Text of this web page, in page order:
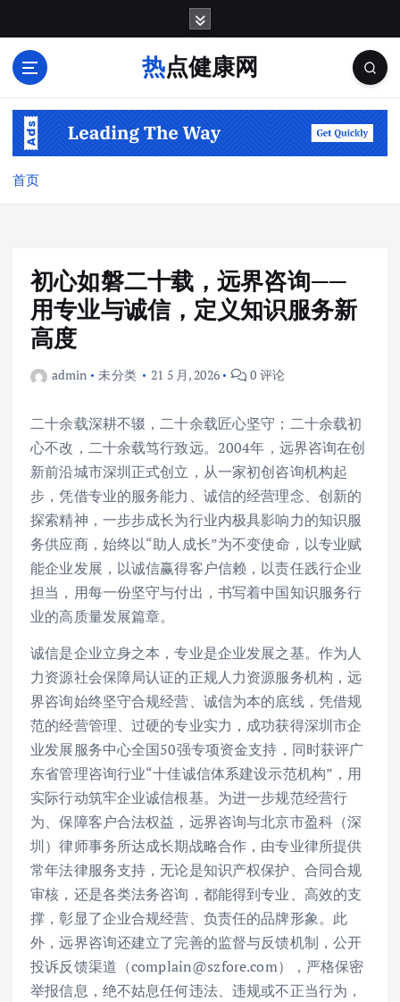
热点健康网
首页
初心如磐二十载，远界咨询——
用专业与诚信，定义知识服务新
高度
admin 未分类 21 5 月, 2026 0 评论
二十余载深耕不辍，二十余载匠心坚守；二十余载初
心不改，二十余载笃行致远。2004年，远界咨询在创
新前沿城市深圳正式创立，从一家初创咨询机构起
步，凭借专业的服务能力、诚信的经营理念、创新的
探索精神，一步步成长为行业内极具影响力的知识服
务供应商，始终以“助人成长”为不变使命，以专业赋
能企业发展，以诚信赢得客户信赖，以责任践行企业
担当，用每一份坚守与付出，书写着中国知识服务行
业的高质量发展篇章。
诚信是企业立身之本，专业是企业发展之基。作为人
力资源社会保障局认证的正规人力资源服务机构，远
界咨询始终坚守合规经营、诚信为本的底线，凭借规
范的经营管理、过硬的专业实力，成功获得深圳市企
业发展服务中心全国50强专项资金支持，同时获评广
东省管理咨询行业“十佳诚信体系建设示范机构”，用
实际行动筑牢企业诚信根基。为进一步规范经营行
为、保障客户合法权益，远界咨询与北京市盈科（深
圳）律师事务所达成长期战略合作，由专业律所提供
常年法律服务支持，无论是知识产权保护、合同合规
审核，还是各类法务咨询，都能得到专业、高效的支
撑，彰显了企业合规经营、负责任的品牌形象。此
外，远界咨询还建立了完善的监督与反馈机制，公开
投诉反馈渠道（complain@szfore.com），严格保密
举报信息，绝不姑息任何违法、违规或不正当行为，